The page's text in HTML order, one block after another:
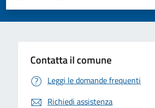
Valuta 5 stelle su 5
Valuta 4 stelle su 5
Valuta 3 stelle su 5
Valuta 2 stelle su 5
Valuta 1 stelle su 5
Contatta il comune
Leggi le domande frequenti
Richiedi assistenza